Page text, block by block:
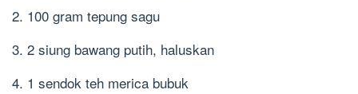
2. 100 gram tepung sagu
3. 2 siung bawang putih, haluskan
4. 1 sendok teh merica bubuk